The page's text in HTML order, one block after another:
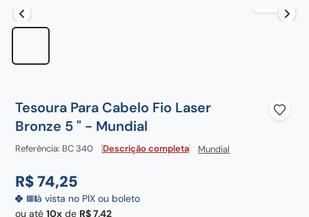
Tesoura Para Cabelo Fio Laser
Bronze 5 " - Mundial
Referência: BC 340 Descrição completa Mundial
R$74,25
à vista no PIX ou boleto
ou até 10 de R$7,42
2º
4º espada
6 º tramontina
9º pedra
10º chaira